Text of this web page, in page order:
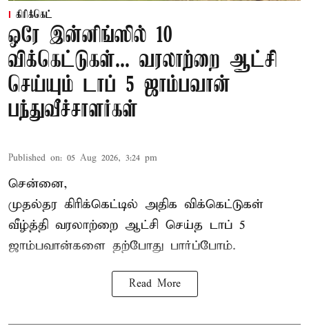
கிரிக்கெட்
ஒரே இன்னிங்ஸில் 10
விக்கெட்டுகள்... வரலாற்றை ஆட்சி
செய்யும் டாப் 5 ஜாம்பவான்
பந்துவீச்சாளர்கள்
Published on: 05 Aug 2026, 3:24 pm
சென்னை,
முதல்தர கிரிக்கெட்டில் அதிக விக்கெட்டுகள்
வீழ்த்தி வரலாற்றை ஆட்சி செய்த டாப் 5
ஜாம்பவான்களை தற்போது பார்ப்போம்.
Read More